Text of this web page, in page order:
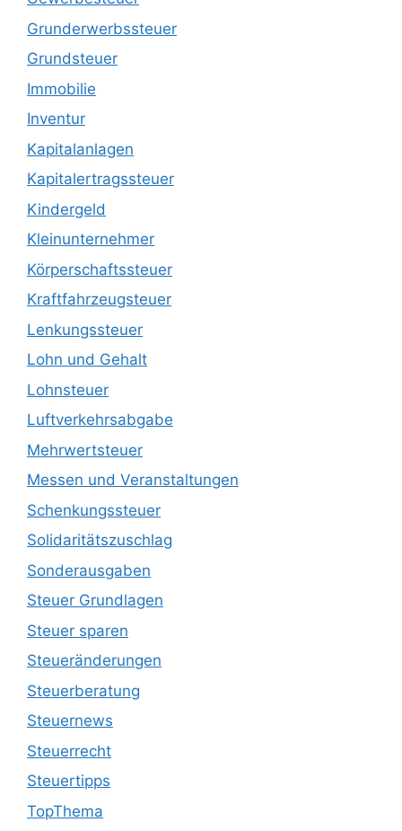
Grunderwerbssteuer
Grundsteuer
Immobilie
Inventur
Kapitalanlagen
Kapitalertragssteuer
Kindergeld
Kleinunternehmer
Körperschaftssteuer
Kraftfahrzeugsteuer
Lenkungssteuer
Lohn und Gehalt
Lohnsteuer
Luftverkehrsabgabe
Mehrwertsteuer
Messen und Veranstaltungen
Schenkungssteuer
Solidaritätszuschlag
Sonderausgaben
Steuer Grundlagen
Steuer sparen
Steueränderungen
Steuerberatung
Steuernews
Steuerrecht
Steuertipps
TopThema